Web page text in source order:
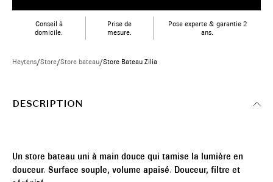
Conseil à
domicile.
Prise de
mesure.
Pose experte & garantie 2
ans.
Heytens/Store/Store bateau/Store Bateau Zilia
DESCRIPTION
Un store bateau uni à main douce qui tamise la lumière en
douceur. Surface souple, volume apaisé. Douceur, filtre et